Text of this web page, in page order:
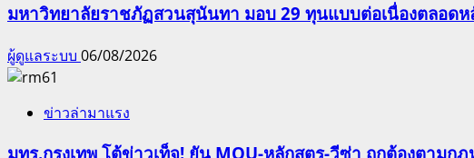
มหาวิทยาลัยราชภัฏสวนสุนันทา มอบ 29 ทุนแบบต่อเนื่องตลอด
ผู้ดูแลระบบ 06/08/2026
ข่าวล่ามาแรง
มทร.กรุงเทพ โต้ข่าวเท็จ! ยัน MOU-หลักสูตร-วีซ่า ถูกต้องตามก